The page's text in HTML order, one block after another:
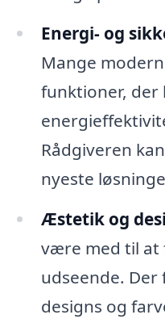
Energi- og
Mange
funktioner, der
Rådgiveren
nyeste
Æstetik og
være med til at
udseende.
designs og